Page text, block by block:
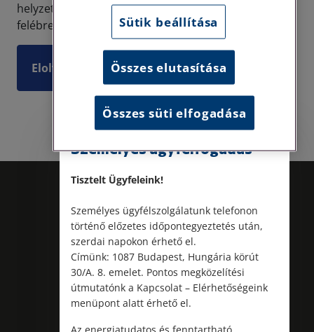
helyzet tud kialakulni akkor, amikor a munkáltatóban
felébred a gyanú, miszerint táppénzen lévő mun...
Elolvasom
Kövess minket!
Személyes ügyfélfogadás
Tisztelt Ügyfeleink!
Személyes ügyfélszolgálatunk telefonon
történő előzetes időpontegyeztetés után,
szerdai napokon érhető el.
Címünk: 1087 Budapest, Hungária körút
30/A. 8. emelet. Pontos megközelítési
útmutatónk a Kapcsolat – Elérhetőségeink
menüpont alatt érhető el.
Sütik beállítása
Összes elutasítása
Összes süti elfogadása